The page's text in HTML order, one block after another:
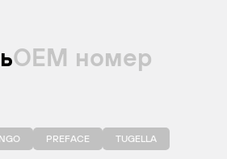
ОЕМ номер
PREFACE TUGELLA